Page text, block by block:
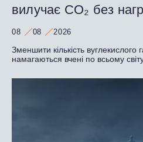
вилучає CO₂ без
08 08 2026
Зменшити кількість вуглекислого
намагаються вчені по всьому